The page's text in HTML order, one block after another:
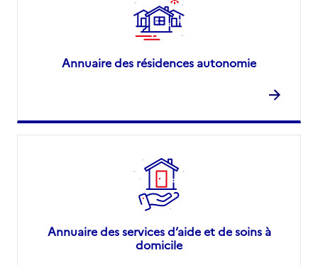
Annuaire des résidences autonomie
Annuaire des services d’aide et de soins à
domicile